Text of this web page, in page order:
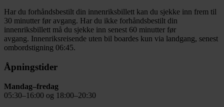
Har du forhåndsbestilt din innenriksbillett kan du sjekke inn frem til
30 minutter før avgang. Har du ikke forhåndsbestilt din
innenriksbillett må du sjekke inn senest 60 minutter før
avgang. Innenriksreisende uten bil boardes kun via landgang, senest
ombordstigning 06:45.
Åpningstider
Mandag–fredag
05:30–16:00 og 18:00–20:30